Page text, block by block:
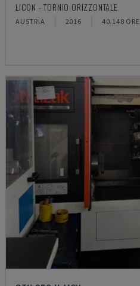
LICON - TORNIO ORIZZONTALE
AUSTRIA 2016 40.148 ORE